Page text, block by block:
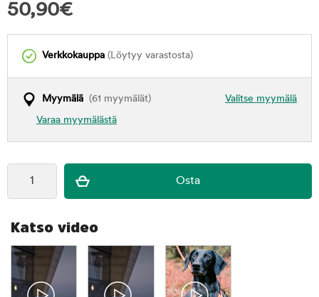
50,90€
Verkkokauppa (Löytyy varastosta)
Valitse myymälä
Myymälä (61 myymälät)
Varaa myymälästä
Katso video